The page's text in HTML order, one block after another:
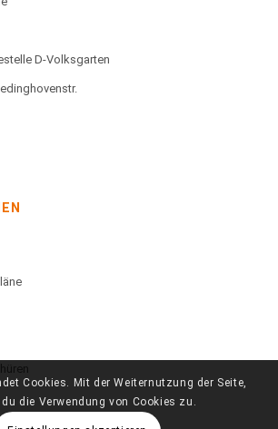
D-Volksgarten
Cookies. Mit der Weiternutzung der Seite,
die Verwendung von Cookies zu.